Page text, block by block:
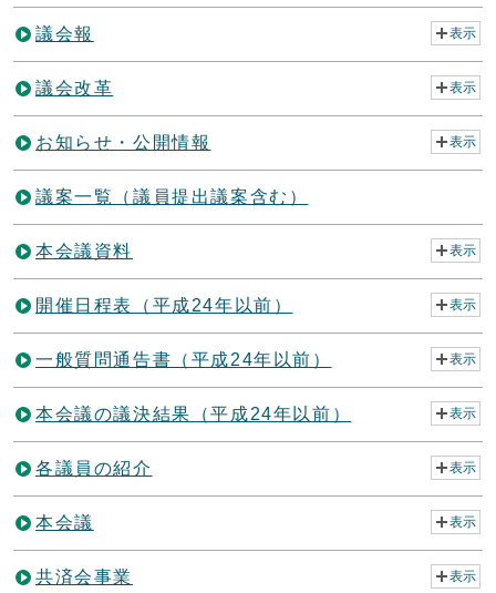
議会報 表示
議会改革 表示
お知らせ・公開情報 表示
議案一覧（議員提出議案含む）
本会議資料 表示
開催日程表（平成24年以前） 表示
一般質問通告書（平成24年以前） 表示
本会議の議決結果（平成24年以前） 表示
各議員の紹介 表示
本会議 表示
共済会事業 表示